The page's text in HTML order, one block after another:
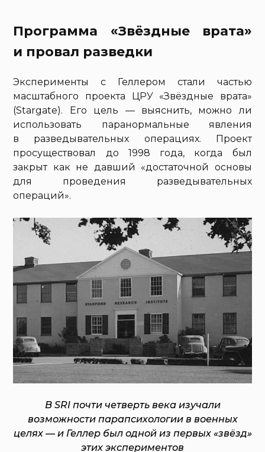
Программа «Звёздные врата»
и провал разведки
Эксперименты с Геллером стали частью
масштабного проекта ЦРУ «Звёздные врата»
(Stargate). Его цель — выяснить, можно ли
использовать паранормальные явления
в разведывательных операциях. Проект
просуществовал до 1998 года, когда был
закрыт как не давший «достаточной основы
для проведения разведывательных
операций».
В SRI почти четверть века изучали
возможности парапсихологии в военных
целях — и Геллер был одной из первых «звёзд»
этих экспериментов